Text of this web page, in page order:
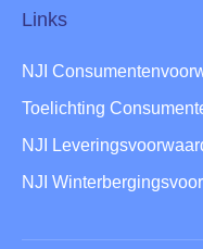
Links
NJI
Toelichting
NJI
NJI